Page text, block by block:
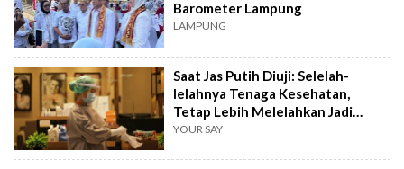
Barometer Lampung
LAMPUNG
Saat Jas Putih Diuji: Selelah-
lelahnya Tenaga Kesehatan,
Tetap Lebih Melelahkan Jadi
Pasien
YOUR SAY